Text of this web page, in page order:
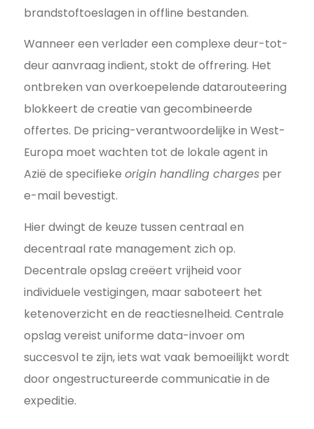
brandstoftoeslagen in offline bestanden.
Wanneer een verlader een complexe deur-tot-
deur aanvraag indient, stokt de offrering. Het
ontbreken van overkoepelende datarouteering
blokkeert de creatie van gecombineerde
offertes. De pricing-verantwoordelijke in West-
Europa moet wachten tot de lokale agent in
Azië de specifieke origin handling chargesper
e-mail bevestigt.
Hier dwingt de keuze tussen centraal en
decentraal rate management zich op.
Decentrale opslag creëert vrijheid voor
individuele vestigingen, maar saboteert het
ketenoverzicht en de reactiesnelheid. Centrale
opslag vereist uniforme data-invoer om
succesvol te zijn, iets wat vaak bemoeilijkt wordt
door ongestructureerde communicatie in de
expeditie.